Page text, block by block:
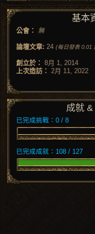
基本
公會： 無
論壇文章: 24 (每日發表 0.01
創立於： 8月 1, 2014
上次造訪： 2月 11, 2022
成就
已完成挑戰：0 / 8
已完成成就：108 / 127